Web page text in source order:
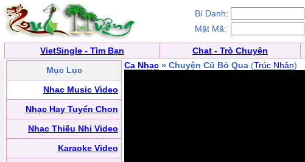
Bí Danh:
Mật Mã:
VietSingle - Tìm Bạn Chat - Trò Chuyện
Mục Lục
Nhạc Music Video
Nhạc Hay Tuyển Chọn
Nhạc Thiếu Nhi Video
Karaoke Video
Ca Nhạc » Chuyện Cũ Bỏ Qua (Trúc Nhân)